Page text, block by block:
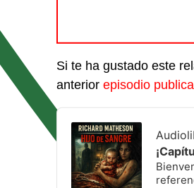
Si te ha gustado este
anterior episodio
Audio
Player